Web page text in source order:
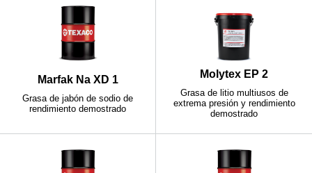
Marfak Na XD 1
Grasa de jabón de sodio de
rendimiento demostrado
Molytex EP 2
Grasa de litio multiusos de
extrema presión y rendimiento
demostrado